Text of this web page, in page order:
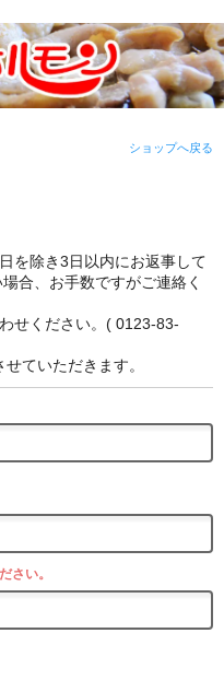
ショップへ戻る
を除き3日以内にお返事して
合、お手数ですがご連絡く
せください。( 0123-83-
ていただきます。
さい。